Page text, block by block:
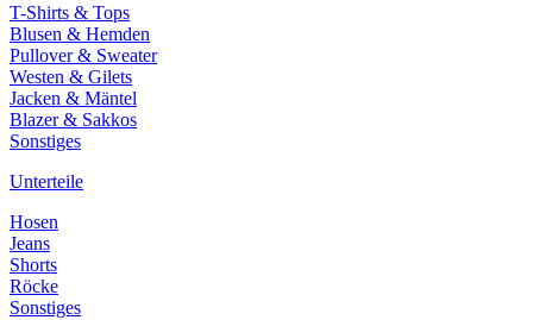
T-Shirts & Tops
Blusen & Hemden
Pullover & Sweater
Westen & Gilets
Jacken & Mäntel
Blazer & Sakkos
Sonstiges
Unterteile
Hosen
Jeans
Shorts
Röcke
Sonstiges